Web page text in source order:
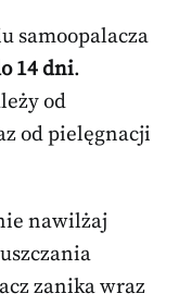
samoopalacza
14 dni.
od
od pielęgnacji
nawilżaj
zanika wraz